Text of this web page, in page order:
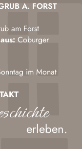
A. FORST
am Forst
Coburger
im Monat
erleben.